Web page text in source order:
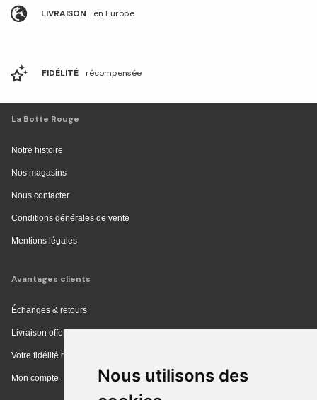
Nous utilisons des
LIVRAISON en Europe
FIDÉLITÉ récompensée
La Botte Rouge
Notre histoire
Nos magasins
Nous contacter
Conditions générales de vente
Mentions légales
Avantages clients
Échanges & retours
Livraison offerte en magasin
Votre fidélité récompensée
Mon compte